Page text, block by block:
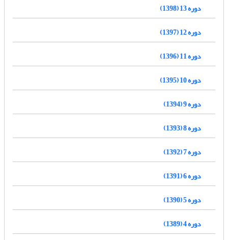
دوره 13 (1398)
دوره 12 (1397)
دوره 11 (1396)
دوره 10 (1395)
دوره 9 (1394)
دوره 8 (1393)
دوره 7 (1392)
دوره 6 (1391)
دوره 5 (1390)
دوره 4 (1389)